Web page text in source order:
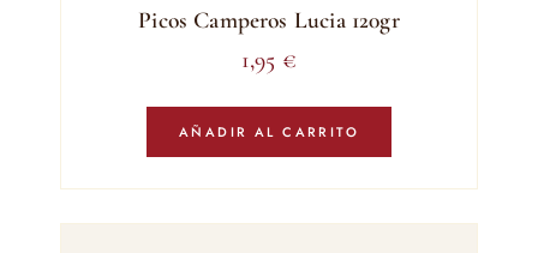
Picos Camperos Lucia 120gr
1,95 €
AÑADIR AL CARRITO